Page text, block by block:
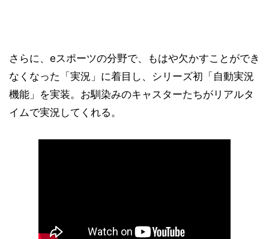
さらに、eスポーツの分野で、もはや欠かすことができ
なくなった「実況」に着目し、シリーズ初「自動実況
機能」を実装。お馴染みのキャスターたちがリアルタ
イムで実況してくれる。